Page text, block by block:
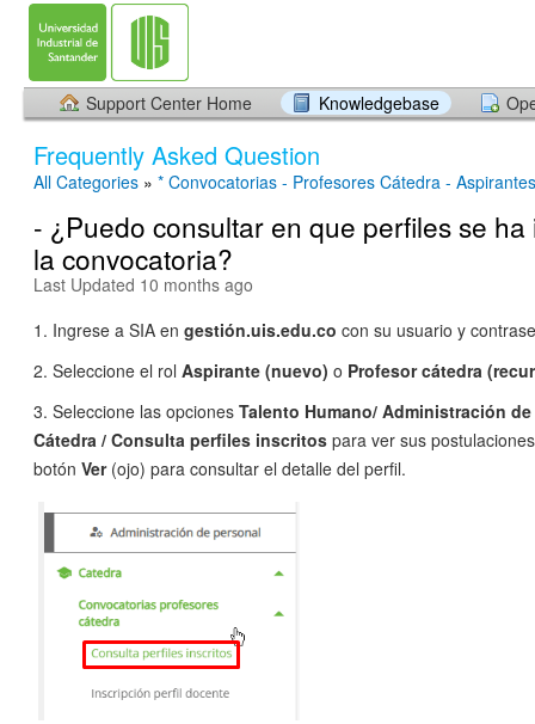
Support Center Home Knowledgebase
Frequently Asked Question
All Categories » * Convocatorias - Profesores Cátedra - Aspirantes
- ¿Puedo consultar en que perfiles se ha
la convocatoria?
Last Updated 10 months ago
1. Ingrese a SIA en gestión.uis.edu.co con su usuario y
2. Seleccione el rol Aspirante (nuevo) o Profesor cátedra
3. Seleccione las opciones Talento Humano/ Administración
Cátedra / Consulta perfiles inscritos para ver sus
botón Ver (ojo) para consultar el detalle del perfil.